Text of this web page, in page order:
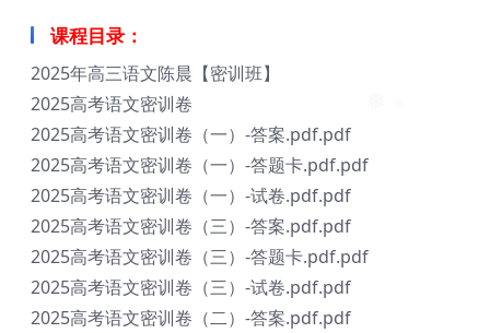
课程目录：
2025年高三语文陈晨【密训班】
2025高考语文密训卷
2025高考语文密训卷（一）-答案.pdf.pdf
2025高考语文密训卷（一）-答题卡.pdf.pdf
2025高考语文密训卷（一）-试卷.pdf.pdf
2025高考语文密训卷（三）-答案.pdf.pdf
2025高考语文密训卷（三）-答题卡.pdf.pdf
2025高考语文密训卷（三）-试卷.pdf.pdf
2025高考语文密训卷（二）-答案.pdf.pdf